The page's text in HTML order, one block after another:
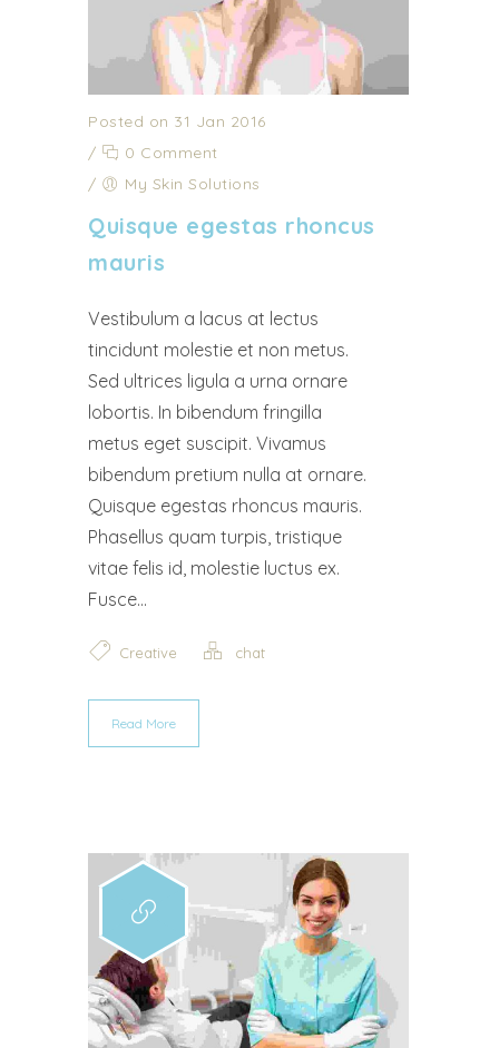
Posted on 31 Jan 2016
/
0 Comment
/
My Skin Solutions
Quisque egestas rhoncus
mauris
Vestibulum a lacus at lectus
tincidunt molestie et non metus.
Sed ultrices ligula a urna ornare
lobortis. In bibendum fringilla
metus eget suscipit. Vivamus
bibendum pretium nulla at ornare.
Quisque egestas rhoncus mauris.
Phasellus quam turpis, tristique
vitae felis id, molestie luctus ex.
Fusce...
Creative chat
Read More